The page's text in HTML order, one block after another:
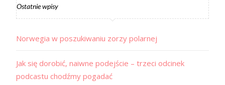
Ostatnie wpisy
Norwegia w poszukiwaniu zorzy polarnej
Jak się dorobić, naiwne podejście – trzeci odcinek
podcastu chodźmy pogadać